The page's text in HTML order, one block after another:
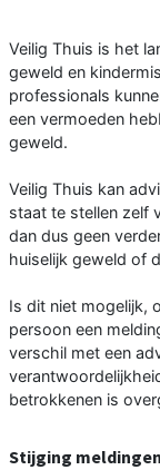
Veilig Thuis is het
geweld en
professionals
een vermoeden
geweld.
Veilig Thuis kan
staat te stellen zelf
dan dus geen
huiselijk geweld of
Is dit niet mogelijk,
persoon een
verschil met een
betrokkenen is
Stijging